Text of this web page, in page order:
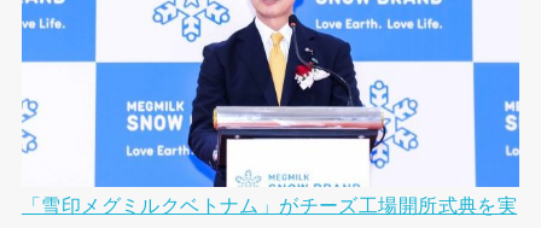
「雪印メグミルクベトナム」がチーズ工場開所式典を実